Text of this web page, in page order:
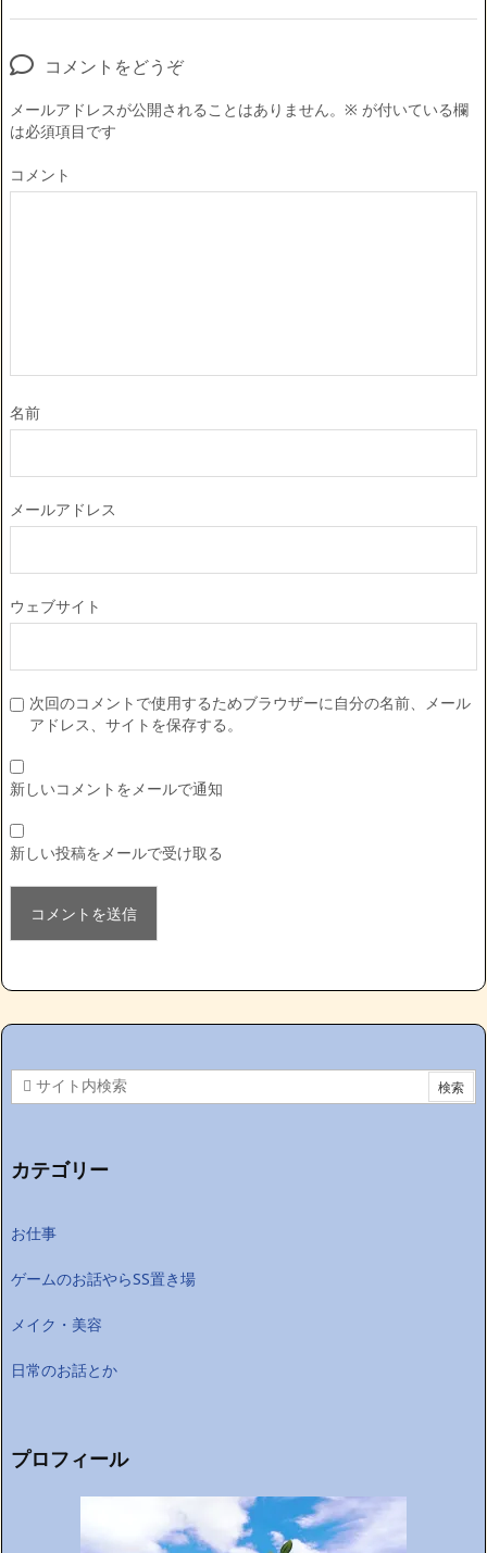
コメントをどうぞ
メールアドレスが公開されることはありません。 ※ が付いている欄
は必須項目です
コメント
名前
メールアドレス
ウェブサイト
次回のコメントで使用するためブラウザーに自分の名前、メール
アドレス、サイトを保存する。
新しいコメントをメールで通知
新しい投稿をメールで受け取る
カテゴリー
お仕事
ゲームのお話やらSS置き場
メイク・美容
日常のお話とか
プロフィール